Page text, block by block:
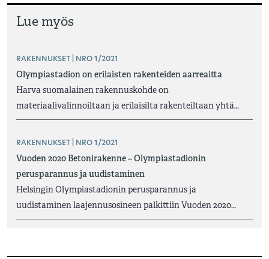
Lue myös
RAKENNUKSET | NRO 1/2021
Olympiastadion on erilaisten rakenteiden aarreaitta
Harva suomalainen rakennuskohde on
materiaalivalinnoiltaan ja erilaisilta rakenteiltaan yhtä…
RAKENNUKSET | NRO 1/2021
Vuoden 2020 Betonirakenne – Olympiastadionin
perusparannus ja uudistaminen
Helsingin Olympiastadionin perusparannus ja
uudistaminen laajennusosineen palkittiin Vuoden 2020…